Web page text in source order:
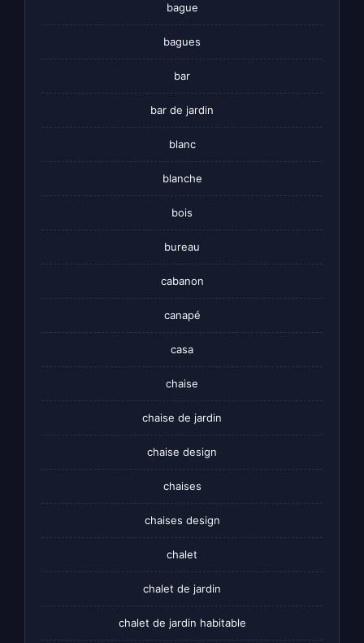
bague
bagues
bar
bar de jardin
blanc
blanche
bois
bureau
cabanon
canapé
casa
chaise
chaise de jardin
chaise design
chaises
chaises design
chalet
chalet de jardin
chalet de jardin habitable